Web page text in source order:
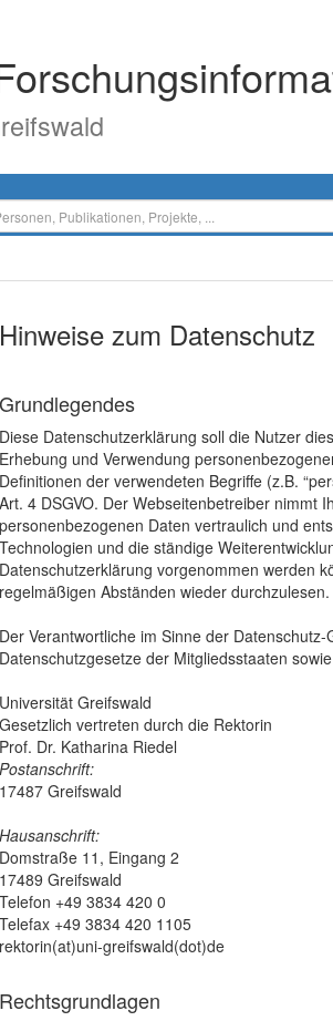
Hinweise zum Datenschutz
Grundlegendes
Diese Datenschutzerklärung soll die Nutzer
Erhebung und Verwendung
Definitionen der verwendeten Begriffe (z.B.
Art. 4 DSGVO. Der Webseitenbetreiber nimmt
personenbezogenen Daten vertraulich und
Technologien und die ständige
Datenschutzerklärung vorgenommen werden
regelmäßigen Abständen wieder durchzulesen.
Der Verantwortliche im Sinne der
Datenschutzgesetze der Mitgliedsstaaten
Universität Greifswald
Gesetzlich vertreten durch die Rektorin
Prof. Dr. Katharina Riedel
Postanschrift:
17487 Greifswald
Hausanschrift:
Domstraße 11, Eingang 2
17489 Greifswald
Telefon +49 3834 420 0
Telefax +49 3834 420 1105
rektorin(at)uni-greifswald(dot)de
Rechtsgrundlagen